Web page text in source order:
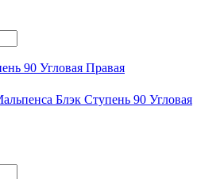
Блэк Ступень 90 Угловая